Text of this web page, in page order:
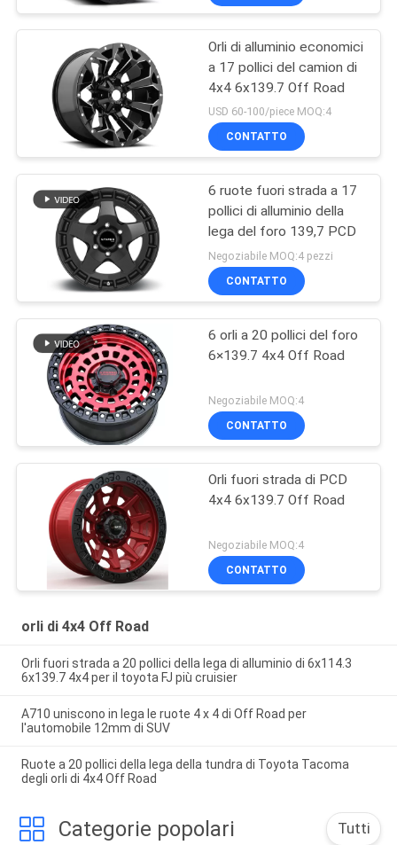
Orli di alluminio economici
a 17 pollici del camion di
4x4 6x139.7 Off Road
USD 60-100/piece MOQ:4
CONTATTO
6 ruote fuori strada a 17
pollici di alluminio della
lega del foro 139,7 PCD
Negoziabile MOQ:4 pezzi
CONTATTO
6 orli a 20 pollici del foro
6×139.7 4x4 Off Road
Negoziabile MOQ:4
CONTATTO
Orli fuori strada di PCD
4x4 6x139.7 Off Road
Negoziabile MOQ:4
CONTATTO
orli di 4x4 Off Road
Orli fuori strada a 20 pollici della lega di alluminio di 6x114.3
6x139.7 4x4 per il toyota FJ più cruisier
A710 uniscono in lega le ruote 4 x 4 di Off Road per
l'automobile 12mm di SUV
Ruote a 20 pollici della lega della tundra di Toyota Tacoma
degli orli di 4x4 Off Road
Categorie popolari Tutti